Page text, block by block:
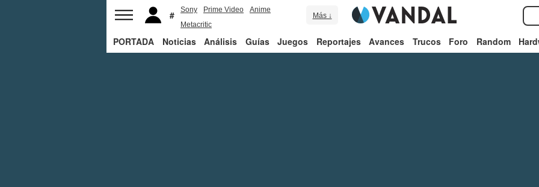
Sony Prime Video
Anime
Metacritic
Más ↓
PORTADA Noticias Análisis Guías Juegos Reportajes Avances Trucos Foro Random